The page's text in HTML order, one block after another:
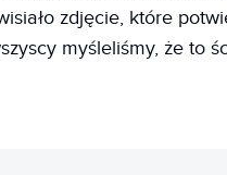
zdjęcie, które
myśleliśmy, że to